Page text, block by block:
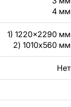
4 мм
1) 1220x2290 мм
2) 1010x560 мм
Нет